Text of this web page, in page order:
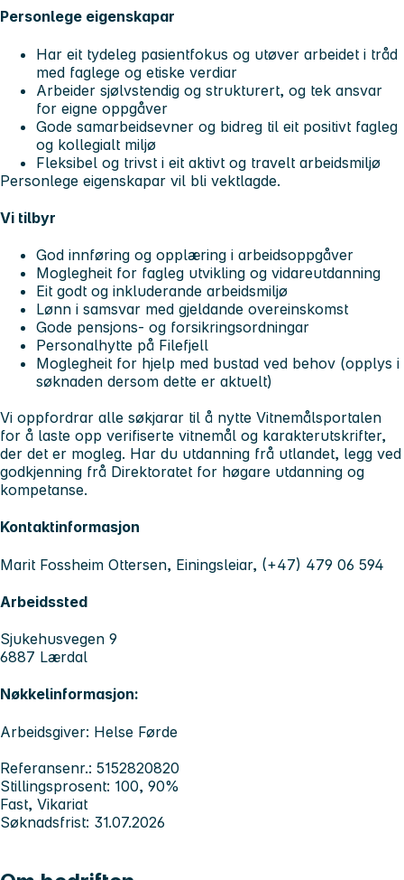
Personlege eigenskapar
Har eit tydeleg pasientfokus og utøver arbeidet i tråd
med faglege og etiske verdiar
Arbeider sjølvstendig og strukturert, og tek ansvar
for eigne oppgåver
Gode samarbeidsevner og bidreg til eit positivt fagleg
og kollegialt miljø
Fleksibel og trivst i eit aktivt og travelt arbeidsmiljø
Personlege eigenskapar vil bli vektlagde.
Vi tilbyr
God innføring og opplæring i arbeidsoppgåver
Moglegheit for fagleg utvikling og vidareutdanning
Eit godt og inkluderande arbeidsmiljø
Lønn i samsvar med gjeldande overeinskomst
Gode pensjons- og forsikringsordningar
Personalhytte på Filefjell
Moglegheit for hjelp med bustad ved behov (opplys i
søknaden dersom dette er aktuelt)
Vi oppfordrar alle søkjarar til å nytte Vitnemålsportalen
for å laste opp verifiserte vitnemål og karakterutskrifter,
der det er mogleg. Har du utdanning frå utlandet, legg ved
godkjenning frå Direktoratet for høgare utdanning og
kompetanse.
Kontaktinformasjon
Marit Fossheim Ottersen, Einingsleiar, (+47) 479 06 594
Arbeidssted
Sjukehusvegen 9
6887 Lærdal
Nøkkelinformasjon:
Arbeidsgiver: Helse Førde
Referansenr.: 5152820820
Stillingsprosent: 100, 90%
Fast, Vikariat
Søknadsfrist: 31.07.2026